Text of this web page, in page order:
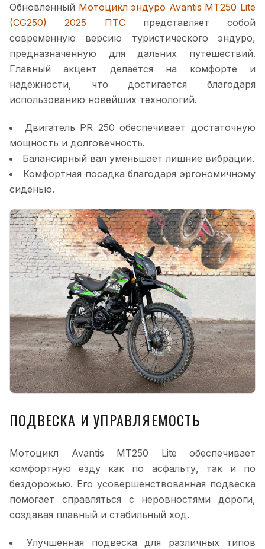
Обновленный Мотоцикл эндуро Avantis MT250 Lite
(CG250) 2025 ПТСпредставляет собой
современную версию туристического эндуро,
предназначенную для дальних путешествий.
Главный акцент делается на комфорте и
надежности, что достигается благодаря
использованию новейших технологий.
Двигатель PR 250 обеспечивает достаточную
мощность и долговечность.
Балансирный вал уменьшает лишние вибрации.
Комфортная посадка благодаря эргономичному
сиденью.
ПОДВЕСКА И УПРАВЛЯЕМОСТЬ
Мотоцикл Avantis MT250 Lite обеспечивает
комфортную езду как по асфальту, так и по
бездорожью. Его усовершенствованная подвеска
помогает справляться с неровностями дороги,
создавая плавный и стабильный ход.
Улучшенная подвеска для различных типов